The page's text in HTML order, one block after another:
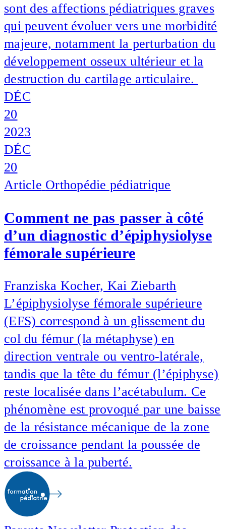
sont des affections pédiatriques graves
qui peuvent évoluer vers une morbidité
majeure, notamment la perturbation du
développement osseux ultérieur et la
destruction du cartilage articulaire.
DÉC
20
2023
DÉC
20
Article Orthopédie pédiatrique
Comment ne pas passer à côté
d’un diagnostic d’épiphysiolyse
fémorale supérieure
Franziska Kocher, Kai Ziebarth
L’épiphysiolyse fémorale supérieure
(EFS) correspond à un glissement du
col du fémur (la métaphyse) en
direction ventrale ou ventro-latérale,
tandis que la tête du fémur (l’épiphyse)
reste localisée dans l’acétabulum. Ce
phénomène est provoqué par une baisse
de la résistance mécanique de la zone
de croissance pendant la poussée de
croissance à la puberté.